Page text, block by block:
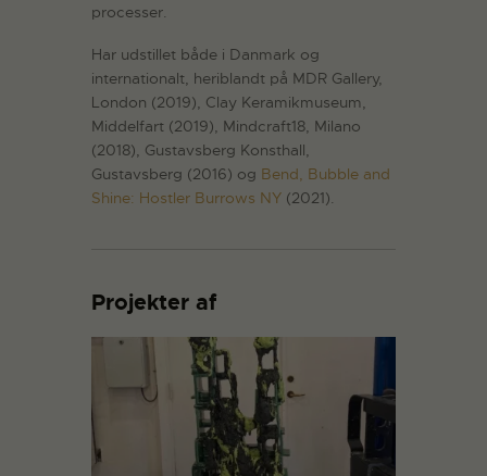
processer.
Har udstillet både i Danmark og
internationalt, heriblandt på MDR Gallery,
London (2019), Clay Keramikmuseum,
Middelfart (2019), Mindcraft18, Milano
(2018), Gustavsberg Konsthall,
Gustavsberg (2016) og Bend, Bubble and
Shine: Hostler Burrows NY (2021).
Projekter af